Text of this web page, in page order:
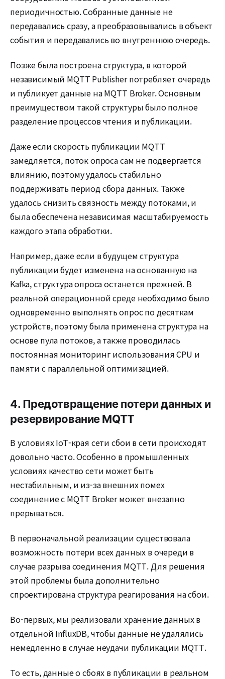
периодичностью. Собранные данные не
передавались сразу, а преобразовывались в объект
события и передавались во внутреннюю очередь.
Позже была построена структура, в которой
независимый MQTT Publisher потребляет очередь
и публикует данные на MQTT Broker. Основным
преимуществом такой структуры было полное
разделение процессов чтения и публикации.
Даже если скорость публикации MQTT
замедляется, поток опроса сам не подвергается
влиянию, поэтому удалось стабильно
поддерживать период сбора данных. Также
удалось снизить связность между потоками, и
была обеспечена независимая масштабируемость
каждого этапа обработки.
Например, даже если в будущем структура
публикации будет изменена на основанную на
Kafka, структура опроса останется прежней. В
реальной операционной среде необходимо было
одновременно выполнять опрос по десяткам
устройств, поэтому была применена структура на
основе пула потоков, а также проводилась
постоянная мониторинг использования CPU и
памяти с параллельной оптимизацией.
4. Предотвращение потери данных и
резервирование MQTT
В условиях IoT-края сети сбои в сети происходят
довольно часто. Особенно в промышленных
условиях качество сети может быть
нестабильным, и из-за внешних помех
соединение с MQTT Broker может внезапно
прерываться.
В первоначальной реализации существовала
возможность потери всех данных в очереди в
случае разрыва соединения MQTT. Для решения
этой проблемы была дополнительно
спроектирована структура реагирования на сбои.
Во-первых, мы реализовали хранение данных в
отдельной InfluxDB, чтобы данные не удалялись
немедленно в случае неудачи публикации MQTT.
То есть, данные о сбоях в публикации в реальном